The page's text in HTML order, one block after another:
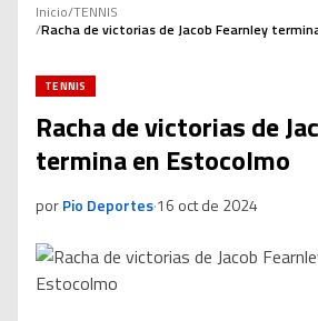
Inicio/TENNIS
/Racha de victorias de Jacob Fearnley
TENNIS
Racha de victorias de
termina en Estocolmo
porPio Deportes·16 oct de 2024